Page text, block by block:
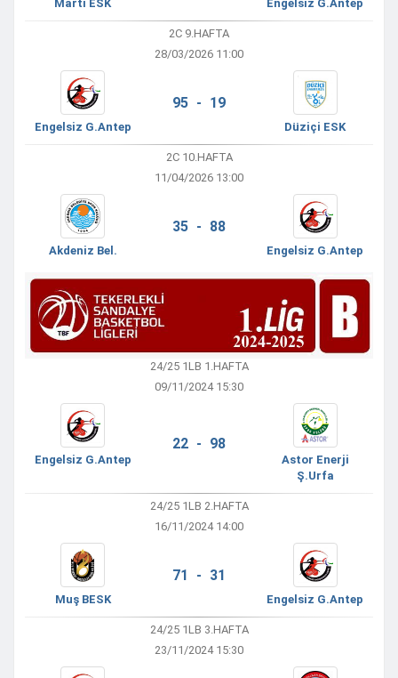
Martı ESK Engelsiz G.Antep
2C 9.HAFTA
28/03/2026 11:00
Engelsiz G.Antep
95 - 19
Düziçi ESK
2C 10.HAFTA
11/04/2026 13:00
Akdeniz Bel.
35 - 88
Engelsiz G.Antep
24/25 1LB 1.HAFTA
09/11/2024 15:30
Engelsiz G.Antep
22 - 98
Astor Enerji
Ş.Urfa
24/25 1LB 2.HAFTA
16/11/2024 14:00
Muş BESK
71 - 31
Engelsiz G.Antep
24/25 1LB 3.HAFTA
23/11/2024 15:30